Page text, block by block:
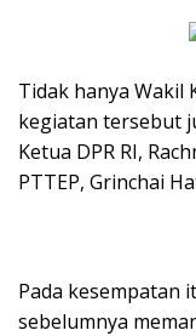
Tidak hanya Wakil
kegiatan tersebut
Ketua DPR RI,
PTTEP, Grinchai
Pada kesempatan
sebelumnya